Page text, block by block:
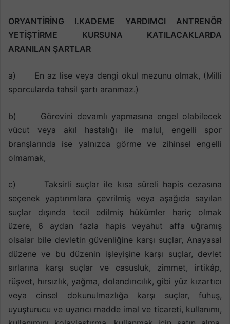
ORYANTİRİNG I.KADEME YARDIMCI ANTRENÖR
YETİŞTİRME KURSUNA KATILACAKLARDA
ARANILAN ŞARTLAR
a) En az lise veya dengi okul mezunu olmak, (Milli
sporcularda tahsil şartı aranmaz.)
b) Görevini devamlı yapmasına engel olabilecek
vücut veya akıl hastalığı ile malul, engelli spor
branşlarında ise yalnızca görme ve zihinsel engelli
olmamak,
c) Taksirli suçlar ile kısa süreli hapis cezasına
seçenek yaptırımlara çevrilmiş veya aşağıda sayılan
suçlar dışında tecil edilmiş hükümler hariç olmak
üzere, 6 aydan fazla hapis veyahut affa uğramış
olsalar bile devletin güvenliğine karşı suçlar, Anayasal
düzene ve bu düzenin işleyişine karşı suçlar, devlet
sırlarına karşı suçlar ve casusluk, zimmet, irtikâp,
rüşvet, hırsızlık, yağma, dolandırıcılık, gibi yüz kızartıcı
veya cinsel dokunulmazlığa karşı suçlar, fuhuş,
uyuşturucu ve uyarıcı madde imal ve ticareti, kullanımı,